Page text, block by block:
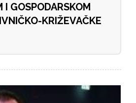
I GOSPODARSKOM
KRIŽEVAČKE